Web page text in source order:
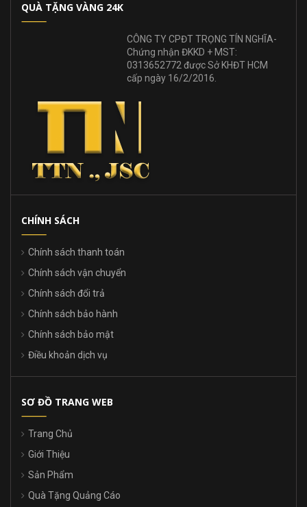
QUÀ TẶNG VÀNG 24K
CÔNG TY CPĐT TRỌNG TÍN NGHĨA-
Chứng nhận ĐKKD + MST:
0313652772 được Sở KHĐT HCM
cấp ngày 16/2/2016.
CHÍNH SÁCH
Chính sách thanh toán
Chính sách vận chuyển
Chính sách đổi trả
Chính sách bảo hành
Chính sách bảo mật
Điều khoản dịch vụ
SƠ ĐỒ TRANG WEB
Trang Chủ
Giới Thiệu
Sản Phẩm
Quà Tặng Quảng Cáo